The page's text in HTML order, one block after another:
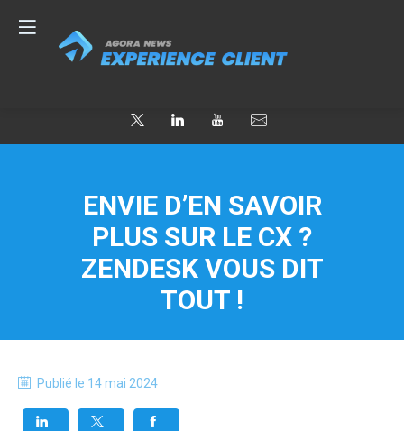
ENVIE D’EN SAVOIR
PLUS SUR LE CX ?
ZENDESK VOUS DIT
TOUT !
Publié le 14 mai 2024